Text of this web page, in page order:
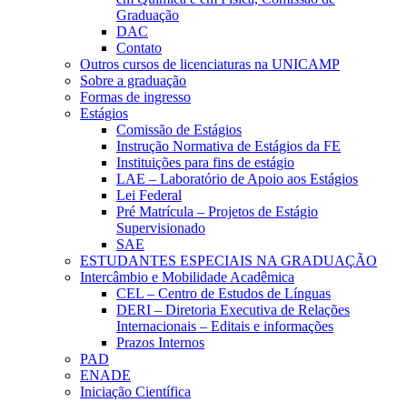
Graduação
DAC
Contato
Outros cursos de licenciaturas na UNICAMP
Sobre a graduação
Formas de ingresso
Estágios
Comissão de Estágios
Instrução Normativa de Estágios da FE
Instituições para fins de estágio
LAE – Laboratório de Apoio aos Estágios
Lei Federal
Pré Matrícula – Projetos de Estágio
Supervisionado
SAE
ESTUDANTES ESPECIAIS NA GRADUAÇÃO
Intercâmbio e Mobilidade Acadêmica
CEL – Centro de Estudos de Línguas
DERI – Diretoria Executiva de Relações
Internacionais – Editais e informações
Prazos Internos
PAD
ENADE
Iniciação Científica